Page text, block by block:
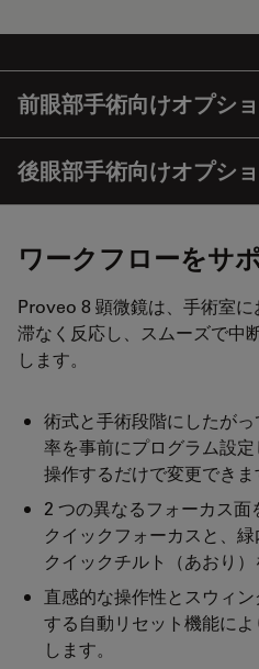
前眼部手術向けオプシ
後眼部手術向けオプシ
ワークフローをサ
Proveo 8 顕微鏡は、手術室
滞なく反応し、スムーズで中
します。
術式と手術段階にしたが
率を事前にプログラム設
操作するだけで変更できま
2 つの異なるフォーカス
クイックフォーカスと、
クイックチルト（あおり）
直感的な操作性とスウィ
する自動リセット機能に
します。